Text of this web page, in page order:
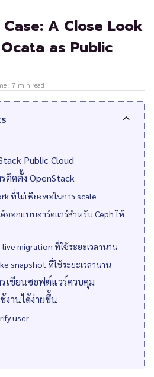
Case: A Close Look
as Public
: 7 min read
Public Cloud
ติดตั้ง OpenStack
ที่ไม่เพียงพอในการ scale
ออกแบบฮาร์ดแวร์สำหรับ Ceph ให้
migration ที่ใช้ระยะเวลานาน
snapshot ที่ใช้ระยะเวลานาน
เขียนซอฟต์แวร์ควบคุม
งานได้ง่ายขึ้น
user